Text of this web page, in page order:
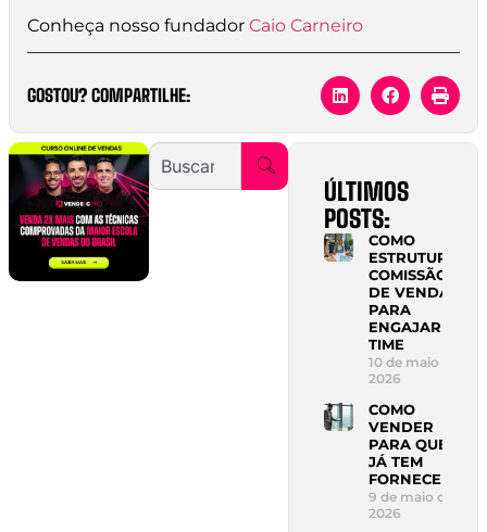
Conheça nosso fundador Caio Carneiro
GOSTOU? COMPARTILHE:
ÚLTIMOS
POSTS:
COMO
ESTRUTURAR
COMISSÃO
DE VENDAS
PARA
ENGAJAR
TIME
10 de maio de
2026
COMO
VENDER
PARA QUEM
JÁ TEM
FORNECEDOR
9 de maio de
2026